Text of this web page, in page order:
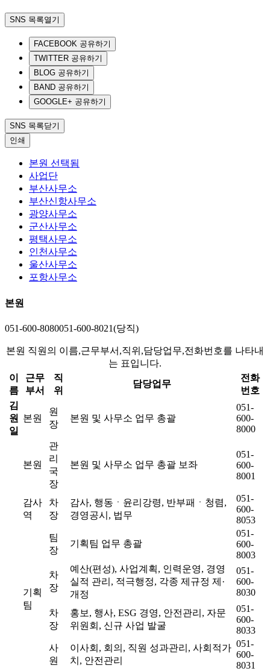
SNS 목록열기
FACEBOOK 공유하기
TWITTER 공유하기
BLOG 공유하기
BAND 공유하기
GOOGLE+ 공유하기
SNS 목록닫기
인쇄
본원 선택됨
사업단
부산사무소
부산신항사무소
광양사무소
군산사무소
평택사무소
인천사무소
울산사무소
포항사무소
본원
051-600-8080051-600-8021(당직)
본원 직원의 이름,근무부서,직위,담당업무,전화번호를 나타내
는 표입니다.
이
름
근무
부서
직
위
담당업무
전화
번호
김
원
일
본원
원
장
본원 및 사무소 업무 총괄
051-
600-
8000
본원
관
리
국
장
본원 및 사무소 업무 총괄 보좌
051-
600-
8001
감사
역
차
장
감사, 행동ㆍ윤리강령, 반부패ㆍ청렴,
경영공시, 법무
051-
600-
8053
기획
팀
팀
장
기획팀 업무 총괄
051-
600-
8003
차
장
예산(편성), 사업계획, 인력운영, 경영
실적 관리, 적극행정, 각종 제규정 제·
개정
051-
600-
8030
차
장
홍보, 행사, ESG 경영, 안전관리, 자문
위원회, 신규 사업 발굴
051-
600-
8033
사
원
이사회, 회의, 직원 성과관리, 사회적가
치, 안전관리
051-
600-
8031